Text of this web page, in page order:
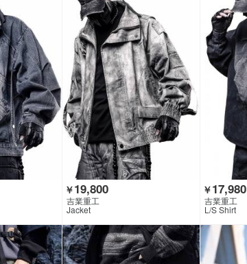
￥19,800
吉業重工
Jacket
￥17,980
吉業重工
L/S Shirt